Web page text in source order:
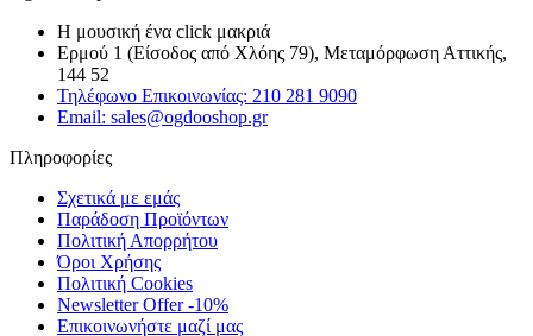
Η μουσική ένα click μακριά
Ερμού 1 (Είσοδος από Χλόης 79), Μεταμόρφωση Αττικής,
144 52
Τηλέφωνο Επικοινωνίας: 210 281 9090
Email: sales@ogdooshop.gr
Πληροφορίες
Σχετικά με εμάς
Παράδοση Προϊόντων
Πολιτική Απορρήτου
Όροι Χρήσης
Πολιτική Cookies
Newsletter Offer -10%
Επικοινωνήστε μαζί μας